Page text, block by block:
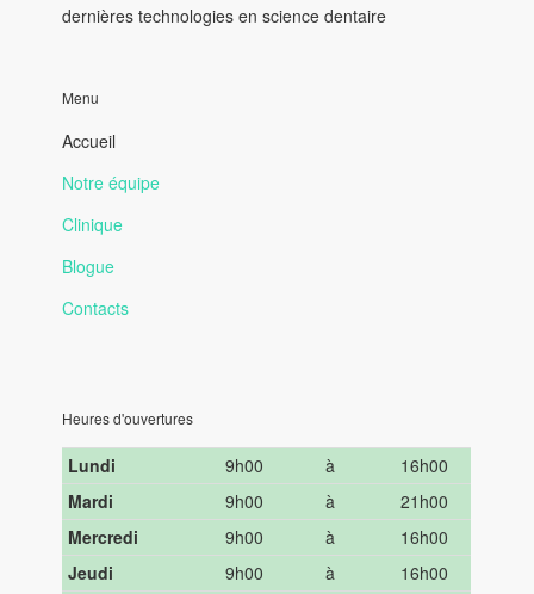
dernières technologies en science dentaire
Menu
Accueil
Notre équipe
Clinique
Blogue
Contacts
Heures d'ouvertures
Lundi 9h00 à
16h00
Mardi
9h00 à
21h00
Mercredi
9h00 à
16h00
Jeudi
9h00 à
16h00